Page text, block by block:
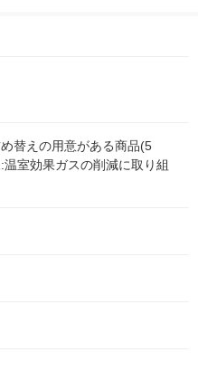
替えの用意がある商品(5
室効果ガスの削減に取り組